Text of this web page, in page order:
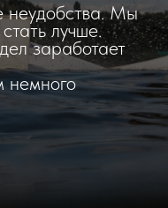
неудобства. Мы
лучше.
заработает
немного